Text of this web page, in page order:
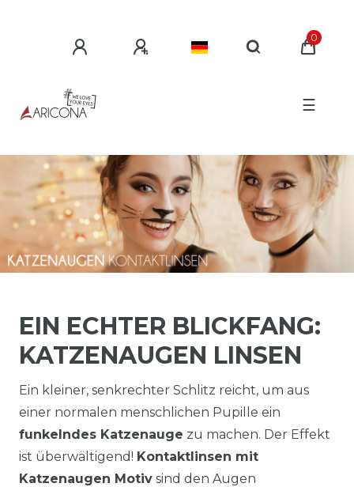
0
☰
EIN ECHTER BLICKFANG:
KATZENAUGEN LINSEN
Ein kleiner, senkrechter Schlitz reicht, um aus
einer normalen menschlichen Pupille ein
funkelndes Katzenauge zu machen. Der Effekt
ist überwältigend! Kontaktlinsen mit
Katzenaugen Motiv sind den Augen